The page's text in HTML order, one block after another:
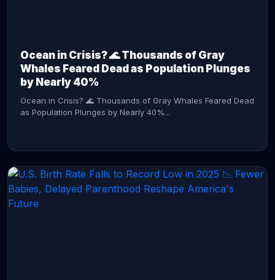
Ocean in Crisis? 🌊 Thousands of Gray
Whales Feared Dead as Population Plunges
by Nearly 40%
Ocean in Crisis? 🌊 Thousands of Gray Whales Feared Dead
as Population Plunges by Nearly 40%...